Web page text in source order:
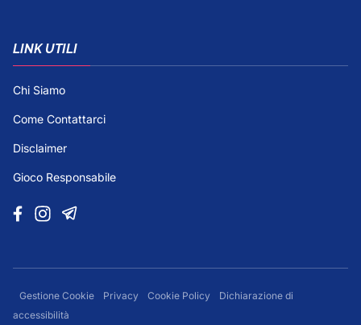
LINK UTILI
Chi Siamo
Come Contattarci
Disclaimer
Gioco Responsabile
Gestione Cookie Privacy Cookie Policy
Dichiarazione di
accessibilità